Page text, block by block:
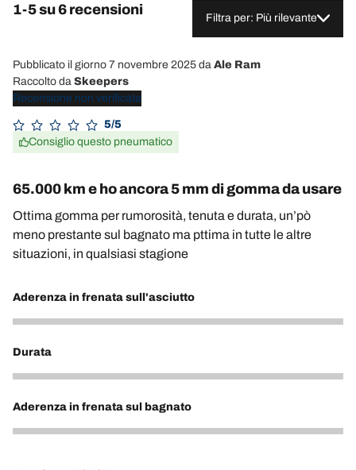
1-5 su 6 recensioni
Filtra per: Più rilevante
Pubblicato il giorno 7 novembre 2025 da Ale Ram
Raccolto da Skeepers
Recensione non verificata
5/5
Consiglio questo pneumatico
65.000 km e ho ancora 5 mm di gomma da usare
Ottima gomma per rumorosità, tenuta e durata, un’pò
meno prestante sul bagnato ma pttima in tutte le altre
situazioni, in qualsiasi stagione
Aderenza in frenata sull'asciutto
5
Durata
5
Aderenza in frenata sul bagnato
4